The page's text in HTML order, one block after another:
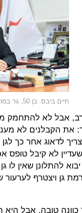
חיים ביבס. בן 50, גר במודיעין
אבל לא
הקבלנים לא
לדאוג אחר כך
לא קיבל טופס
להתלונן שאין לו
גן ויצטרף לערעור
טובה, אבל היא